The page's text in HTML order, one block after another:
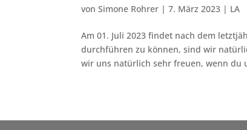
vonSimone Rohrer |7. März 2023 | LA
Am 01. Juli 2023 findet nach dem
durchführen zu können, sind wir
wir uns natürlich sehr freuen, wenn du